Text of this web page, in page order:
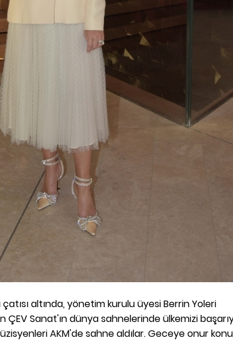
altında, yönetim kurulu üyesi Berrin Yoleri
ÇEV Sanat'ın dünya sahnelerinde ülkemizi
AKM'de sahne aldılar. Geceye onur